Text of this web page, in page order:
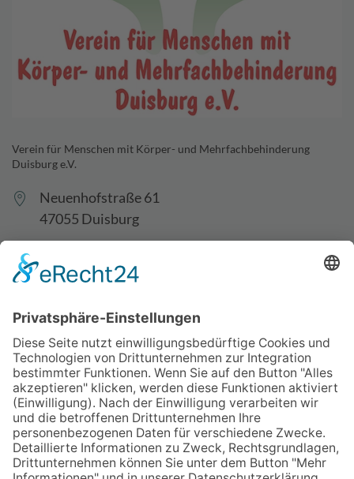
Verein für Menschen mit Körper- und Mehrfachbehinderung
Duisburg e.V.
Neuenhofstraße 61
47055 Duisburg
0203-488949-99
Spenden
Jobs & Stellen
Vereinssatzung
VKM-Team
Aufsichtsrat